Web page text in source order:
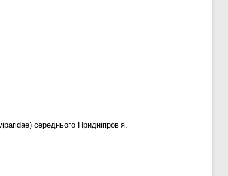
середнього Придніпров’я.